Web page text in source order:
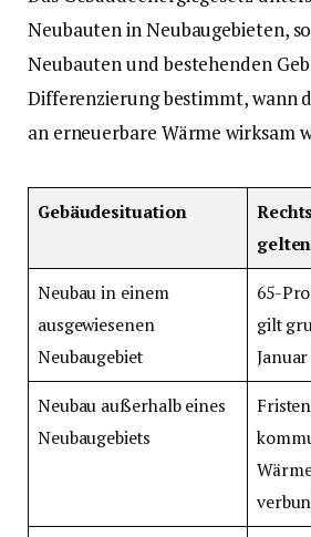
Neubauten in Neubaugebieten,
Neubauten und bestehenden
Differenzierung bestimmt, wann
an erneuerbare Wärme wirksam
Gebäudesituation
Neubau in einem
ausgewiesenen
Neubaugebiet
65-
gilt
Neubau außerhalb eines
Neubaugebiets